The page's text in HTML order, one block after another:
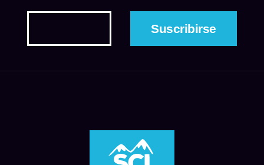
de 42 «y una chimenea de gas.
fregadero y encimeras de granito.
Su elegante baño privado incluye accesorios